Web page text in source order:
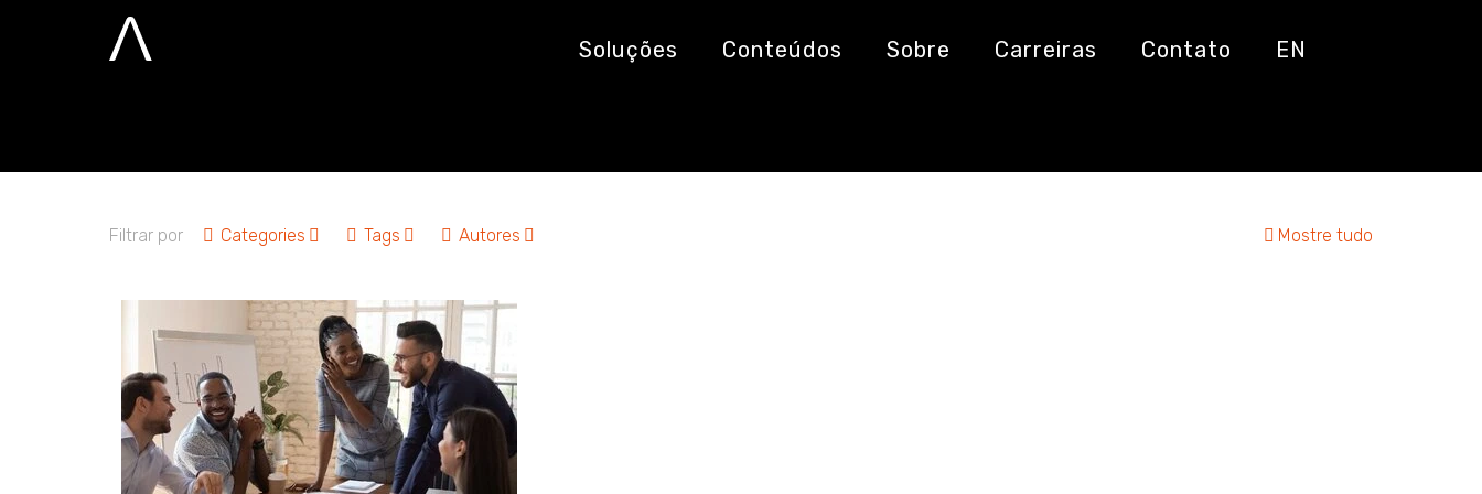
Soluções Conteúdos Sobre Carreiras Contato EN
diversidade na tecnologia
Filtrar por Categories Tags Autores Mostre tudo